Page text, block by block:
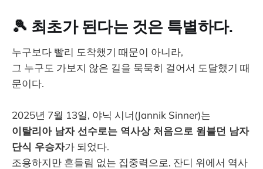
🎾 최초가 된다는 것은 특별하다.
누구보다 빨리 도착했기 때문이 아니라,
그 누구도 가보지 않은 길을 묵묵히 걸어서 도달했기 때
문이다.
2025년 7월 13일, 야닉 시너(Jannik Sinner)는
이탈리아 남자 선수로는 역사상 처음으로 윔블던 남자
단식 우승자가 되었다.
조용하지만 흔들림 없는 집중력으로, 잔디 위에서 역사